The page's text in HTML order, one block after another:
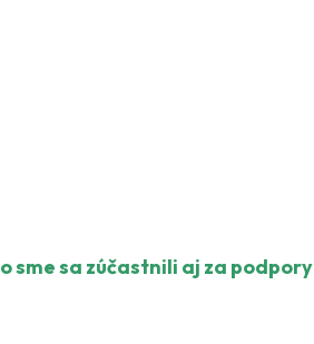
sme sa zúčastnili aj za podpory